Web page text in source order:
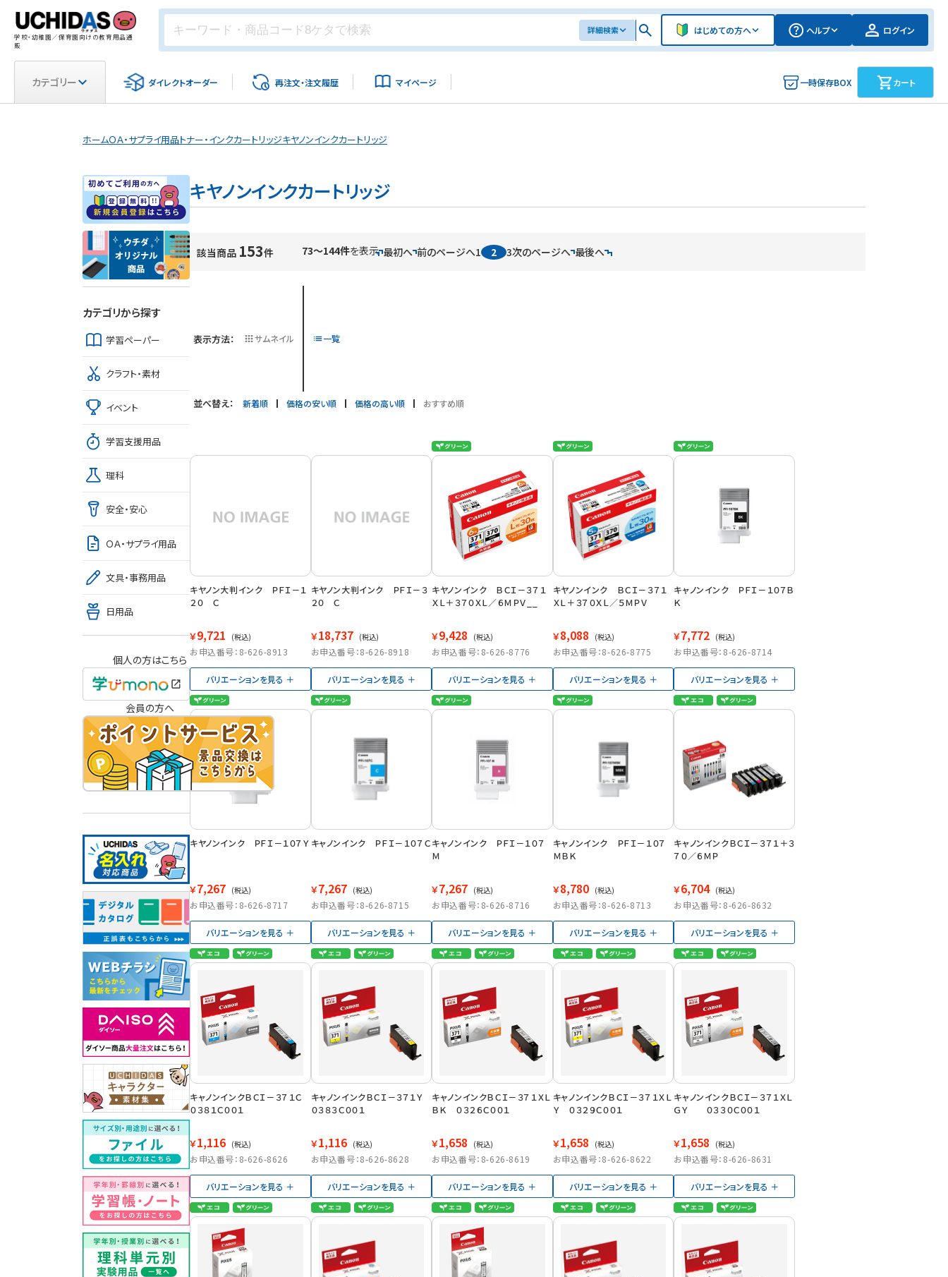
学校・幼稚園／保育園向けの教育用品通
販
詳細検索 はじめての方へ ヘルプ ログイン
カテゴリー ダイレクトオーダー 再注文・注文履歴 マイページ 一時保存BOX カート
ホームＯＡ・サプライ用品トナー・インクカートリッジキヤノンインクカートリッジ
キヤノンインクカートリッジ
該当商品 153件 73～144件を表示 最初へ 前のページへ1 2 3次のページへ 最後へ
表示方法： サムネイル 一覧
並べ替え： 新着順 価格の安い順 価格の高い順 おすすめ順
キヤノン大判インク ＰＦＩ－１
２０ Ｃ
￥9,721 (税込)
お申込番号：8-626-8913
バリエーションを見る
キヤノン大判インク ＰＦＩ－３
２０ Ｃ
￥18,737 (税込)
お申込番号：8-626-8918
バリエーションを見る
キヤノンインク ＢＣＩ－３７１
ＸＬ＋３７０ＸＬ／６ＭＰＶ__
￥9,428 (税込)
お申込番号：8-626-8776
バリエーションを見る
キヤノンインク ＢＣＩ－３７１
ＸＬ＋３７０ＸＬ／５ＭＰＶ
￥8,088 (税込)
お申込番号：8-626-8775
バリエーションを見る
キャノンインク ＰＦＩ－１０７Ｂ
Ｋ
￥7,772 (税込)
お申込番号：8-626-8714
バリエーションを見る
キヤノンインク ＰＦＩ－１０７Ｙ
￥7,267 (税込)
お申込番号：8-626-8717
バリエーションを見る
キャノンインク ＰＦＩ－１０７Ｃ
￥7,267 (税込)
お申込番号：8-626-8715
バリエーションを見る
キャノンインク ＰＦＩ－１０７
Ｍ
￥7,267 (税込)
お申込番号：8-626-8716
バリエーションを見る
キャノンインク ＰＦＩ－１０７
ＭＢＫ
￥8,780 (税込)
お申込番号：8-626-8713
バリエーションを見る
キャノンインクＢＣＩ－３７１＋３
７０／６ＭＰ
￥6,704 (税込)
お申込番号：8-626-8632
バリエーションを見る
キャノンインクＢＣＩ－３７１Ｃ
０３８１Ｃ００１
￥1,116 (税込)
お申込番号：8-626-8626
バリエーションを見る
キャノンインクＢＣＩ－３７１Ｙ
０３８３Ｃ００１
￥1,116 (税込)
お申込番号：8-626-8628
バリエーションを見る
キャノンインクＢＣＩ－３７１ＸＬ
ＢＫ ０３２６Ｃ００１
￥1,658 (税込)
お申込番号：8-626-8619
バリエーションを見る
キャノンインクＢＣＩ－３７１ＸＬ
Ｙ ０３２９Ｃ００１
￥1,658 (税込)
お申込番号：8-626-8622
バリエーションを見る
キャノンインクＢＣＩ－３７１ＸＬ
ＧＹ ０３３０Ｃ００１
￥1,658 (税込)
お申込番号：8-626-8631
バリエーションを見る
カテゴリから探す
学習ペーパー
クラフト・素材
イベント
学習支援用品
理科
安全・安心
ＯＡ・サプライ用品
文具・事務用品
日用品
個人の方はこちら
会員の方へ